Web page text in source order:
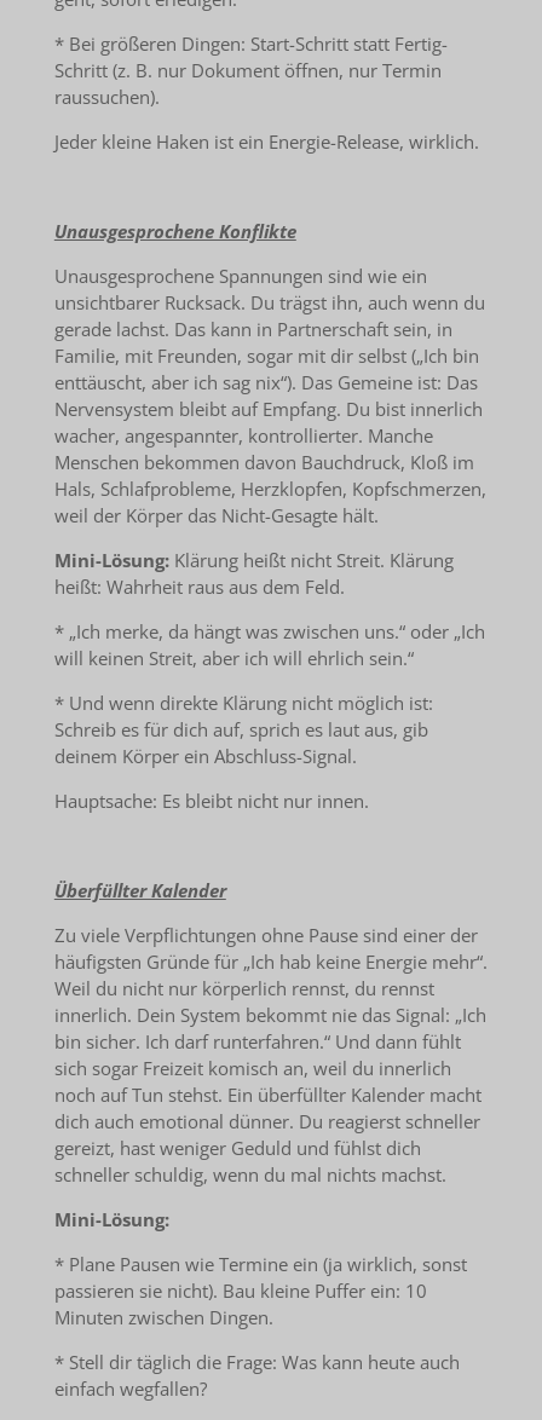
* Bei größeren Dingen: Start-Schritt statt Fertig-
Schritt (z. B. nur Dokument öffnen, nur Termin
raussuchen).
Jeder kleine Haken ist ein Energie-Release, wirklich.
Unausgesprochene Konflikte
Unausgesprochene Spannungen sind wie ein
unsichtbarer Rucksack. Du trägst ihn, auch wenn du
gerade lachst. Das kann in Partnerschaft sein, in
Familie, mit Freunden, sogar mit dir selbst („Ich bin
enttäuscht, aber ich sag nix“). Das Gemeine ist: Das
Nervensystem bleibt auf Empfang. Du bist innerlich
wacher, angespannter, kontrollierter. Manche
Menschen bekommen davon Bauchdruck, Kloß im
Hals, Schlafprobleme, Herzklopfen, Kopfschmerzen,
weil der Körper das Nicht-Gesagte hält.
Mini-Lösung:Klärung heißt nicht Streit. Klärung
heißt: Wahrheit raus aus dem Feld.
* „Ich merke, da hängt was zwischen uns.“ oder „Ich
will keinen Streit, aber ich will ehrlich sein.“
* Und wenn direkte Klärung nicht möglich ist:
Schreib es für dich auf, sprich es laut aus, gib
deinem Körper ein Abschluss-Signal.
Hauptsache: Es bleibt nicht nur innen.
Überfüllter Kalender
Zu viele Verpflichtungen ohne Pause sind einer der
häufigsten Gründe für „Ich hab keine Energie mehr“.
Weil du nicht nur körperlich rennst, du rennst
innerlich. Dein System bekommt nie das Signal: „Ich
bin sicher. Ich darf runterfahren.“ Und dann fühlt
sich sogar Freizeit komisch an, weil du innerlich
noch auf Tun stehst. Ein überfüllter Kalender macht
dich auch emotional dünner. Du reagierst schneller
gereizt, hast weniger Geduld und fühlst dich
schneller schuldig, wenn du mal nichts machst.
Mini-Lösung:
* Plane Pausen wie Termine ein (ja wirklich, sonst
passieren sie nicht). Bau kleine Puffer ein: 10
Minuten zwischen Dingen.
* Stell dir täglich die Frage: Was kann heute auch
einfach wegfallen?